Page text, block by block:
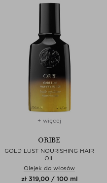
+ więcej
ORIBE
GOLD LUST NOURISHING HAIR
OIL
Olejek do włosów
zł 319,00 / 100 ml